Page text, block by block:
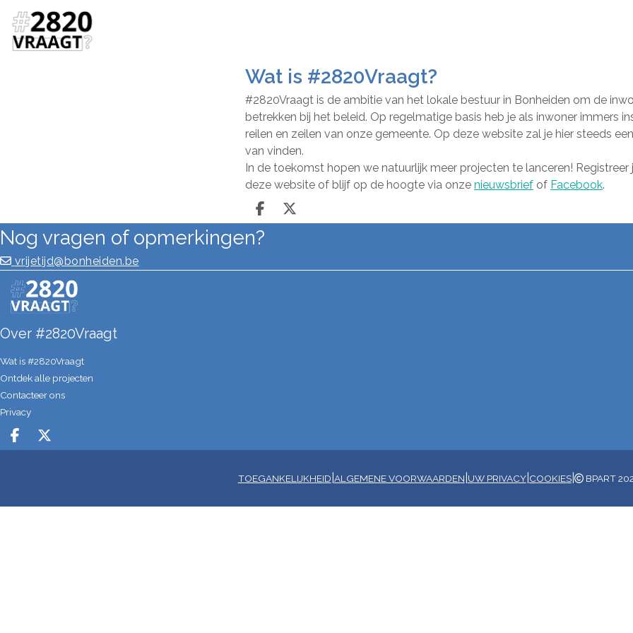
Wat is #2820Vraagt?
#2820Vraagt is de ambitie van het lokale bestuur in Bonheiden om de
betrekken bij het beleid. Op regelmatige basis heb je als inwoner immers
reilen en zeilen van onze gemeente. Op deze website zal je hier steeds
van vinden.
In de toekomst hopen we natuurlijk meer projecten te lanceren! Registreer
deze website of blijf op de hoogte via onze nieuwsbrief of Facebook.
Deel op facebook
Deel op X
Nog vragen of opmerkingen?
vrijetijd@bonheiden.be
Over #2820Vraagt
Wat is #2820Vraagt
Ontdek alle projecten
Contacteer ons
Privacy
Deel op facebook
Deel op X
TOEGANKELIJKHEID ALGEMENE VOORWAARDEN UW PRIVACY| COOKIES| BPART